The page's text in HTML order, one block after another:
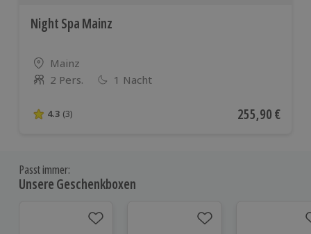
Night Spa Mainz
Standort
Mainz
Anzahl der Teilnehmer
2 Pers. 1 Nacht
4.3 von 5 Sternen basierend auf 3 Bewertungen
4.3 (3) Aktueller Preis
255,90 €
Passt immer:
Unsere Geschenkboxen